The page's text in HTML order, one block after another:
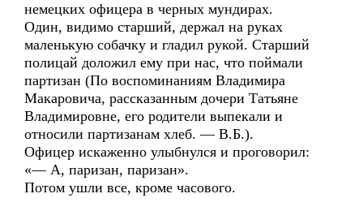
немецких офицера в черных мундирах.
Один, видимо старший, держал на руках
маленькую собачку и гладил рукой. Старший
полицай доложил ему при нас, что поймали
партизан (По воспоминаниям Владимира
Макаровича, рассказанным дочери Татьяне
Владимировне, его родители выпекали и
относили партизанам хлеб. — В.Б.).
Офицер искаженно улыбнулся и проговорил:
«— А, паризан, паризан».
Потом ушли все, кроме часового.